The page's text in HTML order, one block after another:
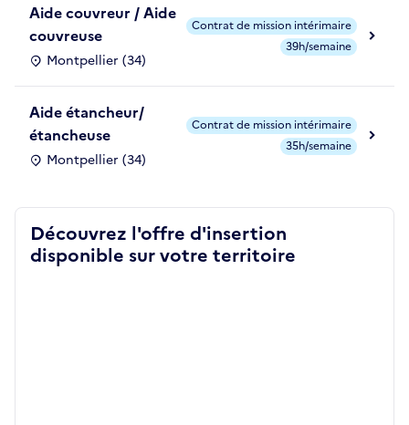
Aide couvreur / Aide
couvreuse
Montpellier (34)
Contrat de mission intérimaire
39h/semaine
Aide étancheur/
étancheuse
Montpellier (34)
Contrat de mission intérimaire
35h/semaine
Découvrez l'offre d'insertion
disponible sur votre territoire